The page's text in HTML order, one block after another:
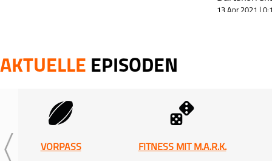
13 Apr 2021 |
28 Feb 2021 |
AKTUELLE EPISODEN
VORPASS FITNESS MIT M.A.R.K.